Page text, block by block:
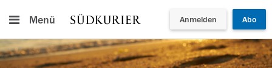
Menü Anmelden Abo